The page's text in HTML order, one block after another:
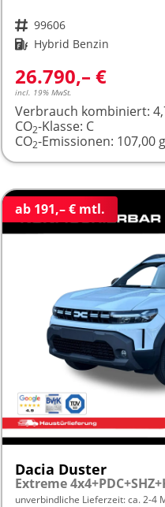
Fahrzeugnr. 99606
Kraftstoff Hybrid Benzin
26.790,– €
incl. 19% MwSt.
Verbrauch kombiniert:
CO2-Klasse: C
CO2-Emissionen: 107,00
ab 191,– € mtl.
Dacia Duster
unverbindliche Lieferzeit: ca. 2-4